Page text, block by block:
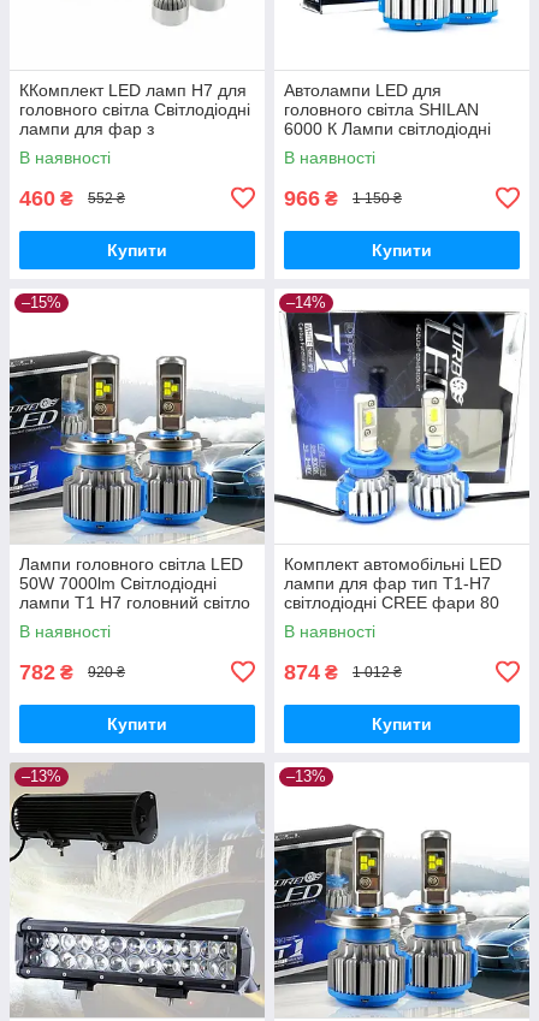
ККомплект LED ламп H7 для
головного світла Світлодіодні
лампи для фар з
вентилятором Автолампи 12v
COB
В наявності
460 ₴ 552 ₴
Купити
Автолампи LED для
головного світла SHILAN
6000 К Лампи світлодіодні
LED для фар патрон H4 тип
T1
В наявності
966 ₴ 1 150 ₴
Купити
–15%
Лампи головного світла LED
50W 7000lm Світлодіодні
лампи T1 H7 головний світло
з активним охолодженням
В наявності
782 ₴ 920 ₴
Купити
–14%
Комплект автомобільні LED
лампи для фар тип T1-H7
світлодіодні CREE фари 80
Вт головний світло
В наявності
874 ₴ 1 012 ₴
Купити
–13% –13%